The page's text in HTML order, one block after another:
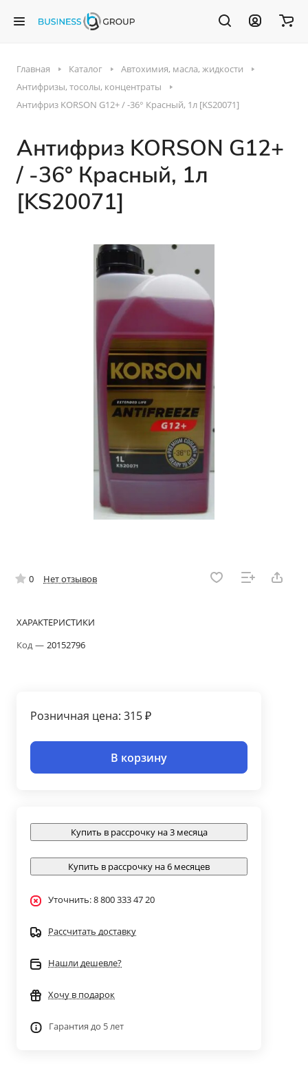
Главная Каталог
Автохимия, масла, жидкости
Антифризы, тосолы, концентраты
Антифриз KORSON G12+ / -36° Красный, 1л [KS20071]
Антифриз KORSON G12+
/ -36° Красный, 1л
[KS20071]
0 Нет отзывов
ХАРАКТЕРИСТИКИ
Код— 20152796
Розничная цена: 315 ₽
В корзину
Купить в рассрочку на 3 месяца
Купить в рассрочку на 6 месяцев
Уточнить: 8 800 333 47 20
Рассчитать доставку
Нашли дешевле?
Хочу в подарок
Гарантия до 5 лет